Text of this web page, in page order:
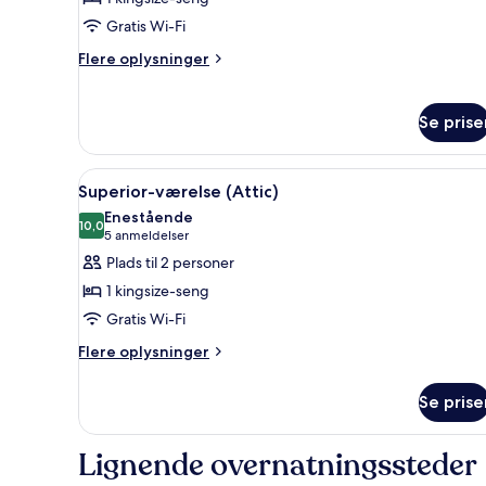
RoomGratis Wi-Fi
Flere oplysninger
Flere
Se
Indlæs
alle
billeder
af
Superior-
værelse
(Attic)
Et moderne soveværelse
15
Superior-værelse (Attic)
10,010,0 ud af 10
Enestående
5 anmeldelser
(5
anmeldelser)
Plads til 2 personer
1 kingsize-seng
Gratis Wi-Fi
Flere oplysninger
Flere
værelse
Se
Lignende overnatningssteder